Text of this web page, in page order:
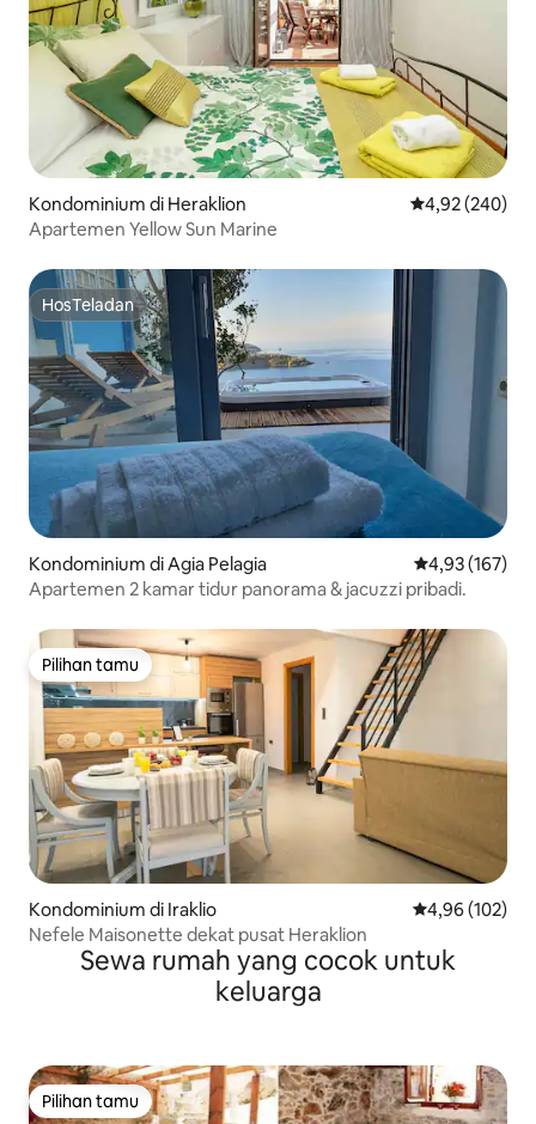
Kondominium di Heraklion Nilai rata-rata
4,92 (240)
Apartemen Yellow Sun Marine
HosTeladan
HosTeladan
Kondominium di Agia Pelagia Nilai rata-rata
4,93 (167)
Apartemen 2 kamar tidur panorama & jacuzzi pribadi.
Pilihan tamu
Pilihan tamu
Kondominium di Iraklio Nilai rata-rata
4,96 (102)
Nefele Maisonette dekat pusat Heraklion
Sewa rumah yang cocok untuk
keluarga
Pilihan tamu
Pilihan tamu